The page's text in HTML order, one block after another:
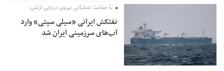
با حمایت عملیاتی نیروی دریایی ارتش؛
نفتکش ایرانی «سیلی سیتی» وارد
آب‌های سرزمینی ایران شد